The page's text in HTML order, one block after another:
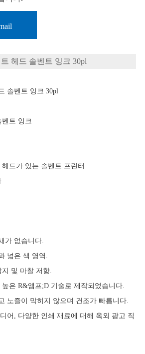
헤드 솔벤트 잉크 30pl
솔벤트 잉크 30pl
벤트 잉크
드가 있는 솔벤트 프린터
가 없습니다.
넓은 색 영역.
및 마찰 저항.
은 R&앰프;D 기술로 제작되었습니다.
노즐이 막히지 않으며 건조가 빠릅니다.
어, 다양한 인쇄 재료에 대해 옥외 광고 직